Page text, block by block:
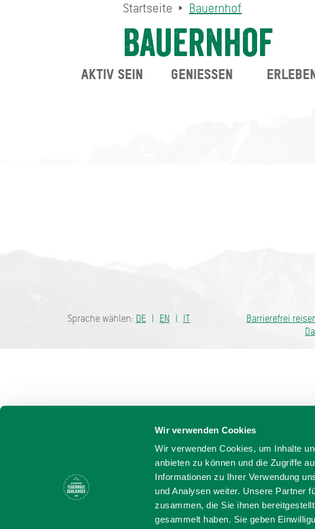
Wir verwenden Cookies
Wir verwenden Cookies, um Inhalte
anbieten zu können und die Zugriffe
Informationen zu Ihrer Verwendung
und Analysen weiter. Unsere Partner
zusammen, die Sie ihnen
gesammelt haben. Sie geben
Startseite Bauernhof
Bauernhof
Sprache wählen: DE EN IT Barrierefrei
AKTIV SEIN GENIESSEN Suche